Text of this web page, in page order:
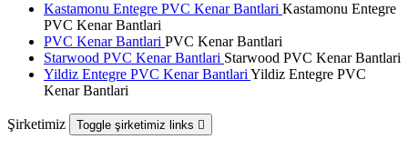
Kastamonu Entegre PVC Kenar Bantlari Kastamonu Entegre
PVC Kenar Bantlari
PVC Kenar Bantlari PVC Kenar Bantlari
Starwood PVC Kenar Bantlari Starwood PVC Kenar Bantlari
Yildiz Entegre PVC Kenar Bantlari Yildiz Entegre PVC
Kenar Bantlari
Şirketimiz Toggle şirketimiz links 